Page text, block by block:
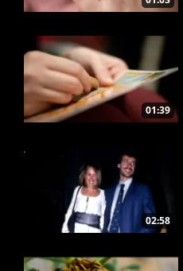
01:39
02:58